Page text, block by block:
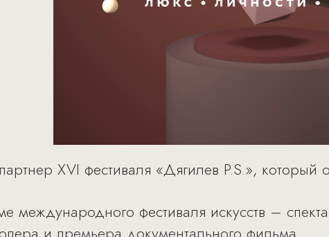
XVI фестиваля «Дягилев P.S.», который
международного фестиваля искусств –